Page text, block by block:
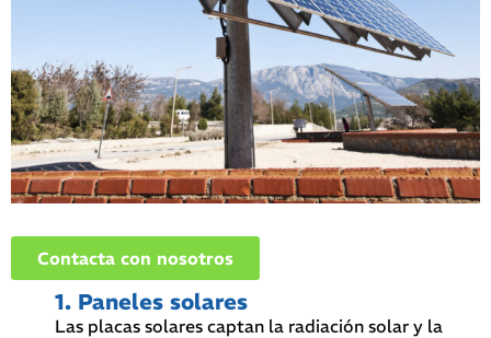
Contacta con nosotros
1. Paneles solares
Las placas solares captan la radiación solar y la